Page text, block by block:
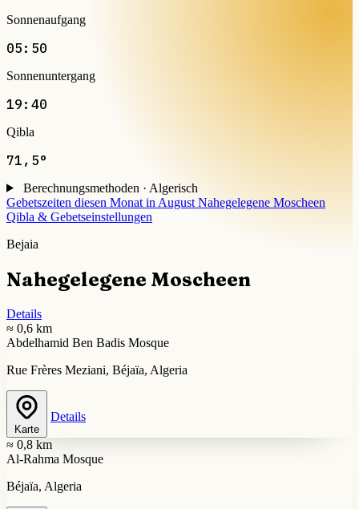
Sonnenaufgang
05:50
Sonnenuntergang
19:40
Qibla
71,5°
Berechnungsmethoden · Algerisch
Gebetszeiten diesen Monat in August Nahegelegene Moscheen
Qibla & Gebetseinstellungen
Bejaia
Nahegelegene Moscheen
Details
≈ 0,6 km
Abdelhamid Ben Badis Mosque
Rue Frères Meziani, Béjaïa, Algeria
Karte
Details
≈ 0,8 km
Al-Rahma Mosque
Béjaïa, Algeria